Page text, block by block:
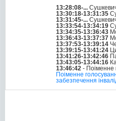
13:28:08-...
13:30:18-13:31:35
13:31:45-...
13:33:54-13:34:19
13:34:35-13:36:43
13:36:43-13:37:37
13:37:53-13:39:14
13:39:15-13:41:24
13:41:26-13:42:46
13:43:05-13:44:16
13:46:42 - Поіменне
Поіменне
забезпечення